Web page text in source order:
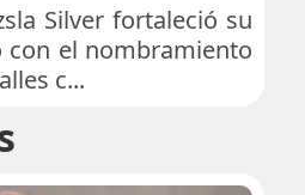
Silver fortaleció su
con el nombramiento
c...